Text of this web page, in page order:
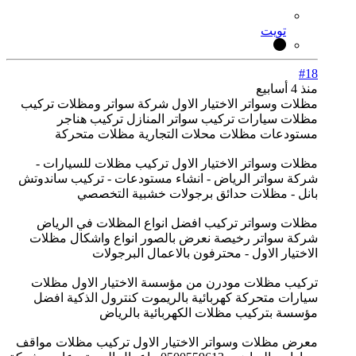
تويت
#18
منذ 4 أسابيع
مظلات وسواتر الاختيار الاول شركة سواتر ومظلات تركيب
مظلات سيارات تركيب سواتر المنازل تركيب هناجر
مستودعات مظلات محلات التجارية مظلات متحركة
مظلات وسواتر الاختيار الاول تركيب مظلات للسيارات -
شركة سواتر الرياض - انشاء مستودعات - تركيب ساندوتش
بانل - مظلات حدائق برجولات خشبية التخصصي
مظلات وسواتر تركيب افضل انواع المظلات في الرياض
شركة سواتر رخيصة نعرض بالصور انواع واشكال مظلات
الاختيار الاول - محترفون بالاعمال البرجولات
تركيب مظلات مودرن من مؤسسة الاختيار الاول مظلات
سيارات متحركة كهربائية بالريموت كنترول الذكية افضل
مؤسسة بتركيب مظلات الكهربائية بالرياض
معرض مظلات وسواتر الاختيار الاول تركيب مظلات مواقف